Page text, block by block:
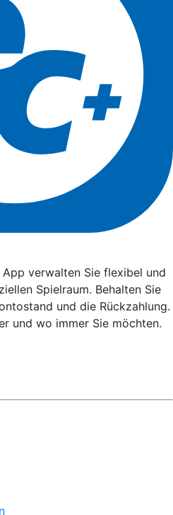
verwalten Sie flexibel und
Spielraum. Behalten Sie
und die Rückzahlung.
und wo immer Sie möchten.